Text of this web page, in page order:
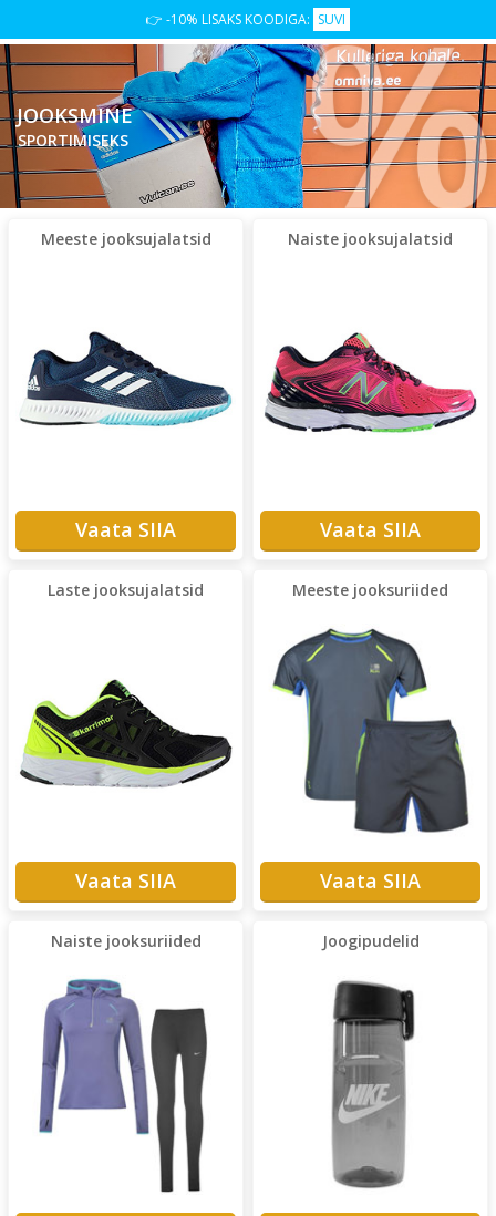
👉 -10% LISAKS KOODIGA: SUVI
JOOKSMINE
SPORTIMISEKS
Meeste jooksujalatsid
Vaata SIIA
Naiste jooksujalatsid
Vaata SIIA
Laste jooksujalatsid
Vaata SIIA
Meeste jooksuriided
Vaata SIIA
Naiste jooksuriided Joogipudelid